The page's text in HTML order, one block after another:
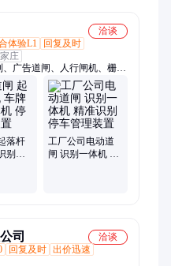
洽谈
体验L1
回复及时
庄
广告道闸、人行闸机、栅栏
质滚筒、电动保温门、电动
车库门、防火卷帘门、悬浮
落杆
别一
工厂公司电动道
闸 识别一体机 精
司
洽谈
回复及时 出价迅速